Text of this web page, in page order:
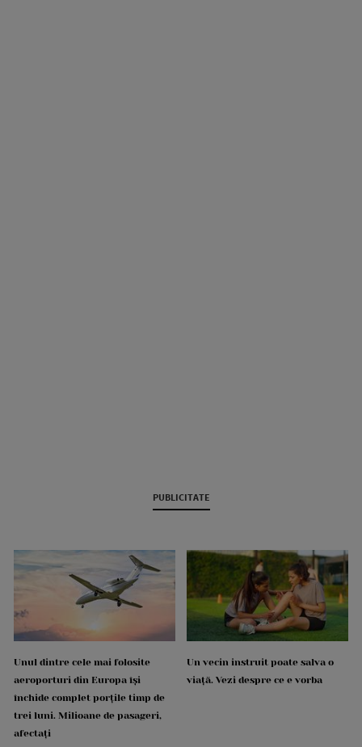
PUBLICITATE
Unul dintre cele mai folosite
aeroporturi din Europa își
închide complet porțile timp de
trei luni. Milioane de pasageri,
afectați
Un vecin instruit poate salva o
viață. Vezi despre ce e vorba